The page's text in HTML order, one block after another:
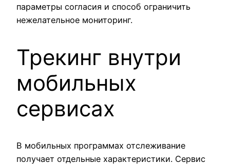
параметры согласия и способ ограничить
нежелательное мониторинг.
Трекинг внутри
мобильных
сервисах
В мобильных программах отслеживание
получает отдельные характеристики. Сервис